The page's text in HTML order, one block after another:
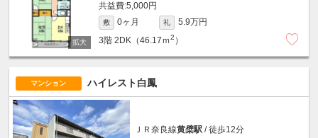
5,000円
敷 0ヶ月 礼
5.9万円
3階 2DK（46.17ｍ2 ）
マンション ハイレスト白鳳
ＪＲ奈良線黄檗駅/ 徒歩12分